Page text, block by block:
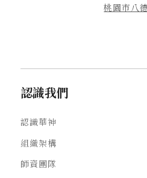
桃園市八
認識我們
認識華神
組織架構
師資團隊